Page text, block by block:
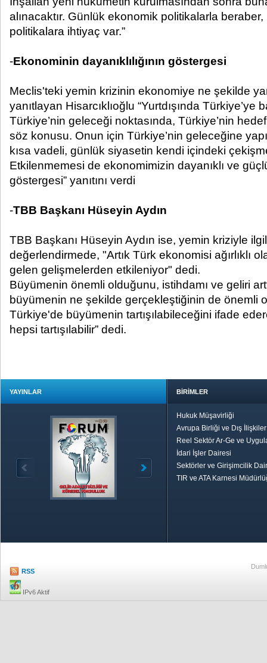
alınacaktır. Günlük ekonomik politikalarla
politikalara ihtiyaç var.”
-Ekonominin dayanıklılığının göstergesi
Meclis'teki yemin krizinin ekonomiye ne şekilde
yanıtlayan Hisarcıklıoğlu “Yurtdışında Türkiye’ye
Türkiye’nin geleceği noktasında, Türkiye’nin
söz konusu. Onun için Türkiye’nin geleceğine
kısa vadeli, günlük siyasetin kendi içindeki
Etkilenmemesi de ekonomimizin dayanıklı ve
göstergesi” yanıtını verdi
-TBB Başkanı Hüseyin Aydın
TBB Başkanı Hüseyin Aydın ise, yemin kriziyle
değerlendirmede, "Artık Türk ekonomisi ağırlıklı
gelen gelişmelerden etkileniyor" dedi.
Büyümenin önemli olduğunu, istihdamı ve geliri
büyümenin ne şekilde gerçekleştiğinin de önemli
Türkiye'de büyümenin tartışılabileceğini ifade
hepsi tartışılabilir” dedi.
YAYINLAR BİRİMLER
Hukuk Müşavirliği
Avrupa Birliği ve Dış
Reel Sektör Ar-Ge ve
İdari İşler Dairesi
Sektörler ve Girişimcilik
TIR ve ATA Karnesi
RSS
IPv6 Aktif